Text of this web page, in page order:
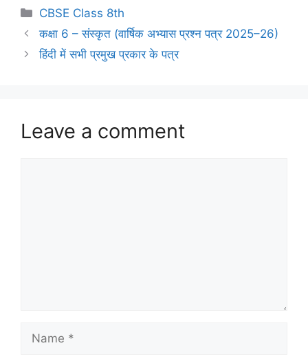
CBSE Class 8th
कक्षा 6 – संस्कृत (वार्षिक अभ्यास प्रश्न पत्र 2025–26)
हिंदी में सभी प्रमुख प्रकार के पत्र
Leave a comment